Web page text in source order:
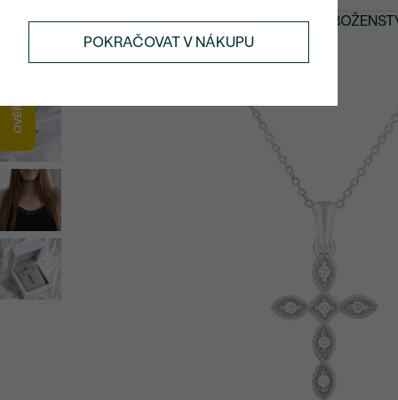
ŠPERKYSYMBOLICKÉ ŠPERKYSPIRITUALITA A
POKRAČOVAT V NÁKUPU